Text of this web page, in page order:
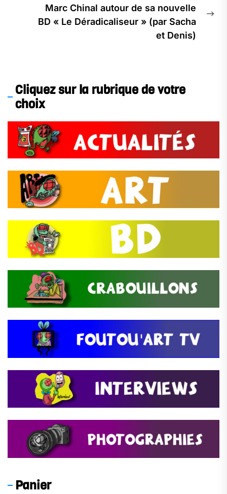
Marc Chinal autour de sa nouvelle
BD « Le Déradicaliseur » (par Sacha
et Denis)
Cliquez sur la rubrique de votre
choix
Panier